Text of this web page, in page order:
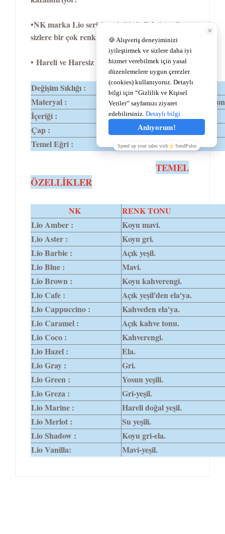
•NK marka Lio serisi geniş bir kolleksiyon ile
sizlere bir çok renk alternatifi sunuyor
• Hareli ve Haresiz 17 renk seçeneğini sahiptir.
Değişim Sıklığı :
1 Yıl
Materyal :
%62 Polymacon
İçeriği :
%38 Su
Çap :
14,2
Temel Eğri :
8,6
TEMEL
ÖZELLİKLER
NK
RENK TONU
Lio Amber :
Koyu mavi.
Lio Aster :
Koyu gri.
Lio Barbie :
Açık yeşil.
Lio Blue :
Mavi.
Lio Brown :
Koyu kahverengi.
Lio Cafe :
Açık yeşil'den ela'ya.
Lio Cappuccino :
Kahveden ela'ya.
Lio Caramel :
Açık kahve tonu.
Lio Coco :
Kahverengi.
Lio Hazel :
Ela.
Lio Gray :
Gri.
Lio Green :
Yosun yeşili.
Lio Greza :
Gri-yeşil.
Lio Marine :
Hareli doğal yeşil.
Lio Merlot :
Su yeşili.
Lio Shadow :
Koyu gri-ela.
Lio Vanilla:
Mavi-yeşil.